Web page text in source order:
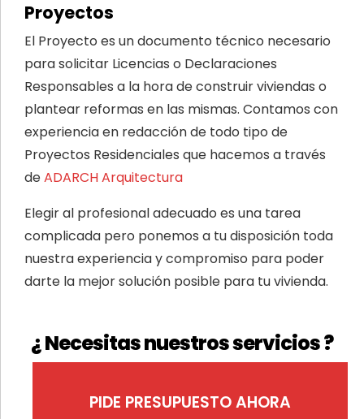
Proyectos
El Proyecto es un documento técnico necesario
para solicitar Licencias o Declaraciones
Responsables a la hora de construir viviendas o
plantear reformas en las mismas. Contamos con
experiencia en redacción de todo tipo de
Proyectos Residenciales que hacemos a través
deADARCH Arquitectura
Elegir al profesional adecuado es una tarea
complicada pero ponemos a tu disposición toda
nuestra experiencia y compromiso para poder
darte la mejor solución posible para tu vivienda.
¿ Necesitas nuestros servicios ?
PIDE PRESUPUESTO AHORA